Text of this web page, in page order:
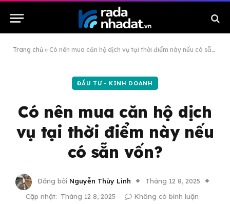
Trang chủ » Có nên mua căn hộ dịch vụ tại thời điểm này nếu có sẵn vốn?
ĐẦU TƯ - KINH DOANH
Có nên mua căn hộ dịch
vụ tại thời điểm này nếu
có sẵn vốn?
Đăng bởi Nguyễn Thùy Linh
Tháng 12 8, 2025
Cập nhật: Tháng 12 8, 2025
Không có bình luận